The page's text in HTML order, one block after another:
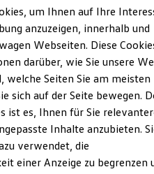
Modelle
um Ihnen auf Ihre
anzuzeigen, innerhalb und
Webseiten. Diese
darüber, wie Sie unsere
welche Seiten Sie am meisten
sich auf der Seite bewegen.
ist es, Ihnen für Sie
Inhalte anzubieten.
verwendet, die
einer Anzeige zu begrenzen